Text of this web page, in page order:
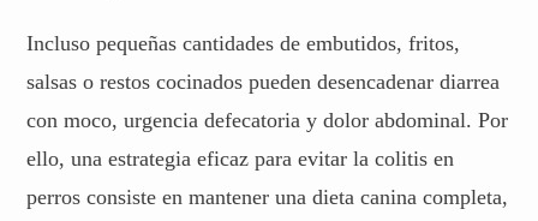
Incluso pequeñas cantidades de embutidos, fritos,
salsas o restos cocinados pueden desencadenar diarrea
con moco, urgencia defecatoria y dolor abdominal. Por
ello, una estrategia eficaz para evitar la colitis en
perros consiste en mantener una dieta canina completa,